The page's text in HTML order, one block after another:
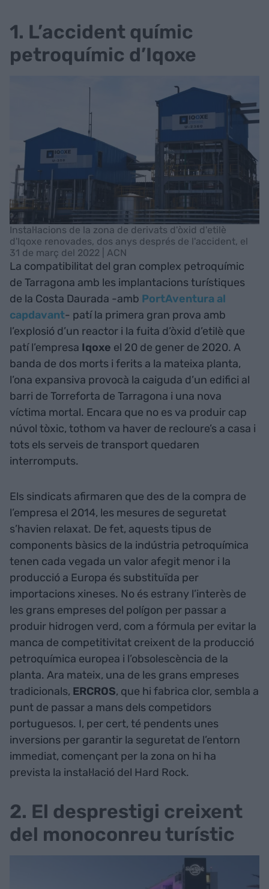
1. L’accident químic
petroquímic d’Iqoxe
Instal·lacions de la zona de derivats d'òxid d'etilè
d'Iqoxe renovades, dos anys després de l'accident, el
31 de març del 2022 | ACN
La compatibilitat del gran complex petroquímic
de Tarragona amb les implantacions turístiques
de la Costa Daurada -amb PortAventura al
capdavant- patí la primera gran prova amb
l’explosió d’un reactor i la fuita d’òxid d’etilè que
patí l’empresa Iqoxe el 20 de gener de 2020. A
banda de dos morts i ferits a la mateixa planta,
l’ona expansiva provocà la caiguda d’un edifici al
barri de Torreforta de Tarragona i una nova
víctima mortal. Encara que no es va produir cap
núvol tòxic, tothom va haver de recloure’s a casa i
tots els serveis de transport quedaren
interromputs.
Els sindicats afirmaren que des de la compra de
l’empresa el 2014, les mesures de seguretat
s’havien relaxat. De fet, aquests tipus de
components bàsics de la indústria petroquímica
tenen cada vegada un valor afegit menor i la
producció a Europa és substituïda per
importacions xineses. No és estrany l’interès de
les grans empreses del polígon per passar a
produir hidrogen verd, com a fórmula per evitar la
manca de competitivitat creixent de la producció
petroquímica europea i l’obsolescència de la
planta. Ara mateix, una de les grans empreses
tradicionals, ERCROS, que hi fabrica clor, sembla a
punt de passar a mans dels competidors
portuguesos. I, per cert, té pendents unes
inversions per garantir la seguretat de l’entorn
immediat, començant per la zona on hi ha
prevista la instal·lació del Hard Rock.
2. El desprestigi creixent
del monoconreu turístic